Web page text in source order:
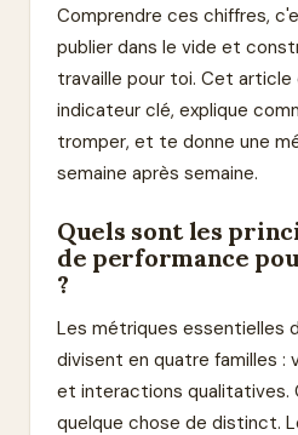
Comprendre ces chiffres,
publier dans le vide et
travaille pour toi. Cet
indicateur clé, explique
tromper, et te donne une
semaine après semaine.
Quels sont les
de performance
?
Les métriques essentielles
divisent en quatre familles :
et interactions qualitatives.
quelque chose de distinct.